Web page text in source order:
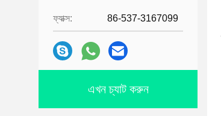
ফ্যাক্স: 86-537-3167099
এখন চ্যাট করুন